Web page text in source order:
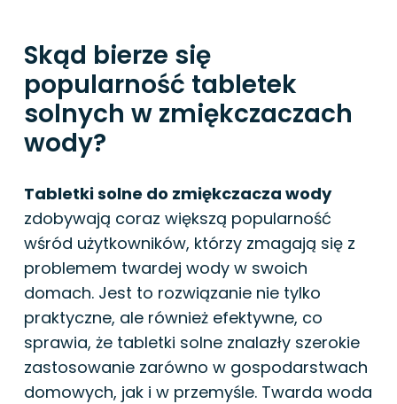
Skąd bierze się
popularność tabletek
solnych w zmiękczaczach
wody?
Tabletki solne do zmiękczacza wody
zdobywają coraz większą popularność
wśród użytkowników, którzy zmagają się z
problemem twardej wody w swoich
domach. Jest to rozwiązanie nie tylko
praktyczne, ale również efektywne, co
sprawia, że tabletki solne znalazły szerokie
zastosowanie zarówno w gospodarstwach
domowych, jak i w przemyśle. Twarda woda